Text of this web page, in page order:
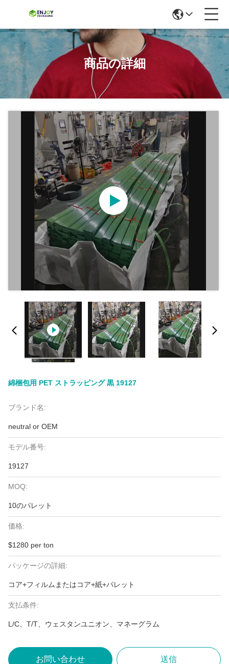
商品の詳細
綿梱包用 PET ストラッピング 黒 19127
ブランド名:
neutral or OEM
モデル番号:
19127
MOQ:
10のパレット
価格:
$1280 per ton
パッケージの詳細:
コア+フィルムまたはコア+紙+パレット
支払条件:
L/C、T/T、ウェスタンユニオン、マネーグラム
お問い合わせ 送信